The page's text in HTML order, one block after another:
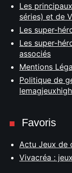
Les
séries) et de
Les super-
Les super-
associés
Mentions
Politique de
Favoris
Actu Jeux de
Vivacréa :